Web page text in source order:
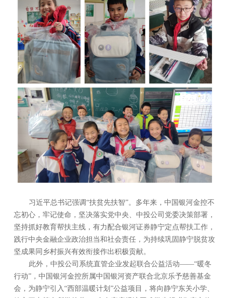
习近平总书记强调“扶贫先扶智”。多年来，中国银河金控不
忘初心，牢记使命，坚决落实党中央、中投公司党委决策部署，
坚持抓好教育帮扶主线，有力配合银河证券静宁定点帮扶工作，
践行中央金融企业政治担当和社会责任，为持续巩固静宁脱贫攻
坚成果同乡村振兴有效衔接作出积极贡献。
此外，中投公司系统直管企业发起联合公益活动——“暖冬
行动”，中国银河金控所属中国银河资产联合北京乐予慈善基金
会，为静宁引入“西部温暖计划”公益项目，将向静宁东关小学、